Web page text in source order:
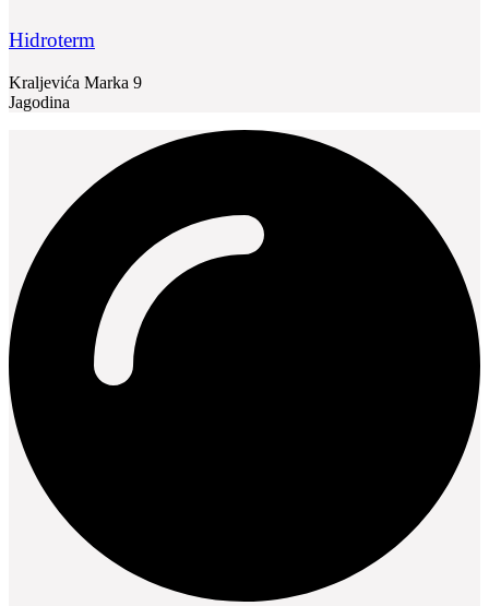
Hidroterm
Kraljevića Marka 9
Jagodina